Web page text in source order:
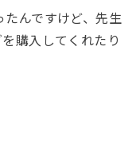
んですけど、先生
購入してくれたり